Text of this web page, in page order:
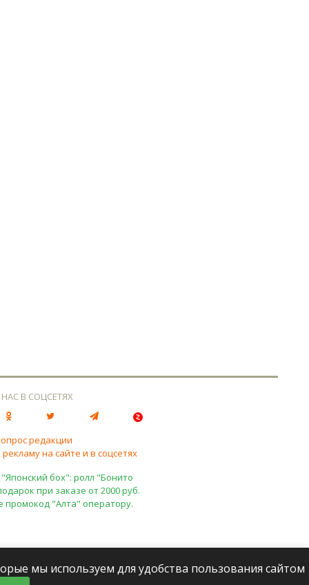
В СОЦСЕТЯХ
редакции
на сайте и в соцсетях
бох": ролл "Бонито
при заказе от 2000 руб.
промокод "Алта" оператору.
мы используем для удобства пользования сайтом